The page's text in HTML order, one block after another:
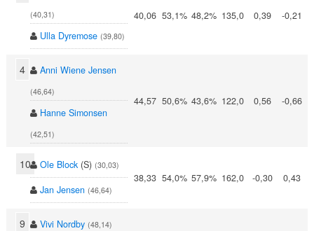
(40,31)
Ulla Dyremose (39,80)
40,06 53,1% 48,2% 135,0 0,39 -0,21
4 Anni Wiene Jensen
(46,64)
Hanne Simonsen
(42,51)
44,57 50,6% 43,6% 122,0 0,56 -0,66
10 Ole Block (S) (30,03)
Jan Jensen (46,64)
38,33 54,0% 57,9% 162,0 -0,30 0,43
9 Vivi Nordby (48,14)